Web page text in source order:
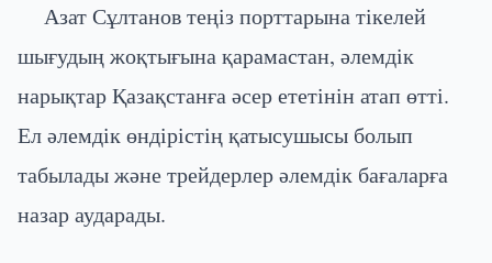
Азат Сұлтанов теңіз порттарына тікелей
шығудың жоқтығына қарамастан, әлемдік
нарықтар Қазақстанға әсер ететінін атап өтті.
Ел әлемдік өндірістің қатысушысы болып
табылады және трейдерлер әлемдік бағаларға
назар аударады.